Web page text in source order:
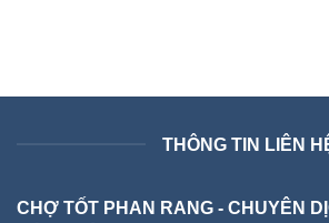
THÔNG TIN LIÊN
CHỢ TỐT PHAN RANG - CHUYÊN